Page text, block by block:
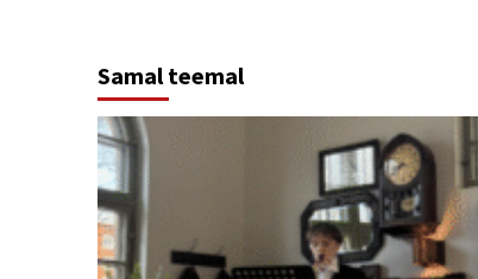
Samal teemal